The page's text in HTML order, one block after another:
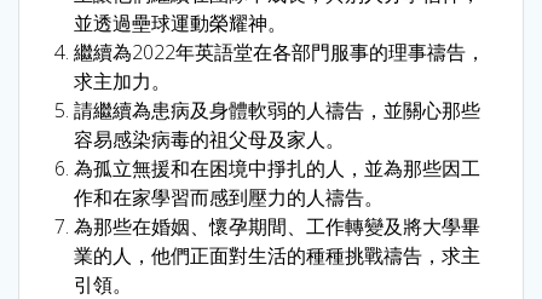
並透過壘球運動榮耀神。
繼續為2022年英語堂在各部門服事的理事禱告，
求主加力。
請繼續為患病及身體軟弱的人禱告，並關心那些
容易感染病毒的祖父母及家人。
為孤立無援和在困境中掙扎的人，並為那些因工
作和在家學習而感到壓力的人禱告。
為那些在婚姻、懷孕期間、工作轉變及將大學畢
業的人，他們正面對生活的種種挑戰禱告，求主
引領。